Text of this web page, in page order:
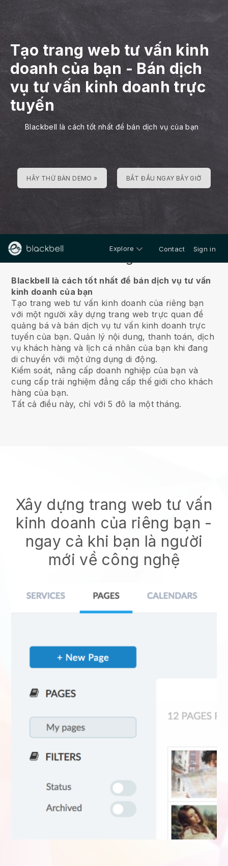
Tạo trang web tư vấn kinh
doanh của bạn - Bán dịch
vụ tư vấn kinh doanh trực
tuyến
Blackbell là cách tốt nhất để bán dịch vụ của bạn
HÃY THỬ BẢN DEMO » BẮT ĐẦU NGAY BÂY GIỜ
Explore Contact Sign in
Blackbell là cách tốt nhất để bán dịch vụ tư vấn
kinh doanh của bạn
Tạo trang web tư vấn kinh doanh của riêng bạn
với một người xây dựng trang web trực quan để
quảng bá và bán dịch vụ tư vấn kinh doanh trực
tuyến của bạn. Quản lý nội dung, thanh toán, dịch
vụ khách hàng và lịch cá nhân của bạn khi đang
di chuyển với một ứng dụng di động.
Kiểm soát, nâng cấp doanh nghiệp của bạn và
cung cấp trải nghiệm đẳng cấp thế giới cho khách
hàng của bạn.
Tất cả điều này, chỉ với 5 đô la một tháng.
Xây dựng trang web tư vấn
kinh doanh của riêng bạn -
ngay cả khi bạn là người
mới về công nghệ